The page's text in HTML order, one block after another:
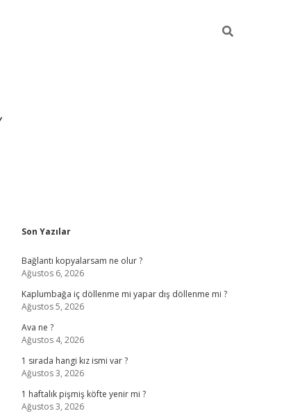
Sidebar
Son Yazılar
Bağlantı kopyalarsam ne olur ?
Ağustos 6, 2026
Kaplumbağa iç döllenme mi yapar dış döllenme mi ?
Ağustos 5, 2026
Ava ne ?
Ağustos 4, 2026
1 sırada hangi kız ismi var ?
Ağustos 3, 2026
1 haftalık pişmiş köfte yenir mi ?
Ağustos 3, 2026